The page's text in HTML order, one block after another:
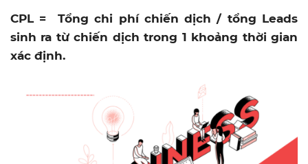
CPL = Tổng chi phí chiến dịch / tổng Leads
sinh ra từ chiến dịch trong 1 khoảng thời gian
xác định.